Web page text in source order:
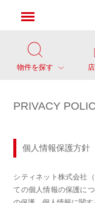
物件を探す
PRIVACY
個人情報保護方針
シティネット株式会社
ての個人情報の保護に